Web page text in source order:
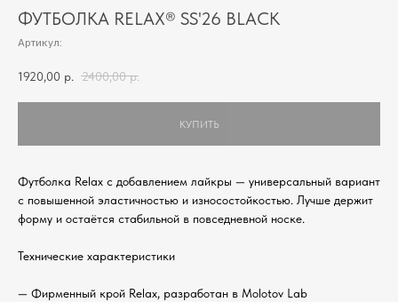
ФУТБОЛКА RELAX® SS'26 BLACK
Артикул:
1920,00 р. 2400,00 р.
КУПИТЬ
Футболка Relax с добавлением лайкры — универсальный вариант
с повышенной эластичностью и износостойкостью. Лучше держит
форму и остаётся стабильной в повседневной носке.
Технические характеристики
— Фирменный крой Relax, разработан в Molotov Lab